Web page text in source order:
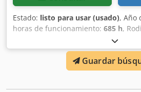
Estado: listo para usar (usado), Año
horas de funcionamiento: 685 h,
Rammax RW 1515 MIC, año de
horas de funcionamiento, peso
control por cable, el servicio está
aceite, ambos filtros de aire), el
Guardar